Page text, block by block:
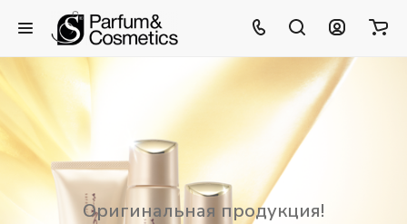
Оригинальная продукция!